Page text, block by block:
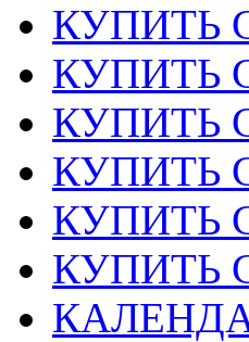
КУПИТЬ
КУПИТЬ
КУПИТЬ
КУПИТЬ
КУПИТЬ
КУПИТЬ